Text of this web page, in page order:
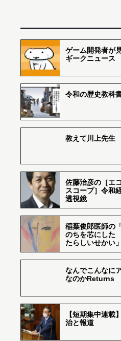
ゲーム開発者が
ギークニュース
令和の歴史教科
教えて川上先生
佐藤治彦の［エ
スコープ］令和
透視鏡
稲葉俊郎医師の
のちを芯にし
たらしいせかい」
なんでこんなに
なのかReturns
【短期集中連載
治と報道